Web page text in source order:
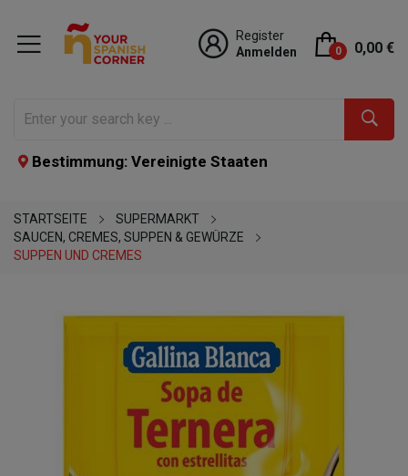
Register
Anmelden
0 0,00 €
Bestimmung: Vereinigte Staaten
STARTSEITE
SUPERMARKT
SAUCEN, CREMES, SUPPEN & GEWÜRZE
SUPPEN UND CREMES